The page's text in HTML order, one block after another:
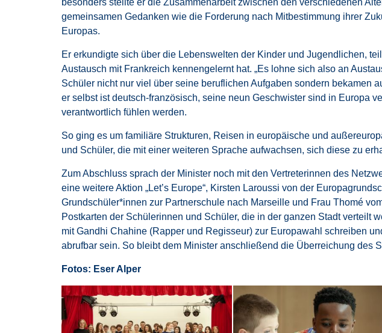
besonders stellte er die Zusammenarbeit zwischen den verschiedenen
gemeinsamen Gedanken wie die Forderung nach Mitbestimmung ihrer
Europas.
Er erkundigte sich über die Lebenswelten der Kinder und Jugendlichen,
Austausch mit Frankreich kennengelernt hat. „Es lohne sich also an
Schüler nicht nur viel über seine beruflichen Aufgaben sondern bekamen
er selbst ist deutsch-französisch, seine neun Geschwister sind in Europa
verantwortlich fühlen werden.
So ging es um familiäre Strukturen, Reisen in europäische und
und Schüler, die mit einer weiteren Sprache aufwachsen, sich diese zu
Zum Abschluss sprach der Minister noch mit den Vertreterinnen des
eine weitere Aktion „Let’s Europe“, Kirsten Laroussi von der
Grundschüler*innen zur Partnerschule nach Marseille und Frau Thomé
Postkarten der Schülerinnen und Schüler, die in der ganzen Stadt
mit Gandhi Chahine (Rapper und Regisseur) zur Europawahl schreiben
abrufbar sein. So bleibt dem Minister anschließend die Überreichung des
Fotos: Eser Alper